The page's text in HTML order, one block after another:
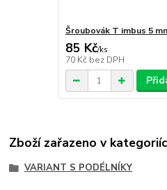
Šroubovák T imbus 5
85 Kč/ks
70 Kč bez DPH
Zboží zařazeno v
VARIANT S PODÉLNÍKY